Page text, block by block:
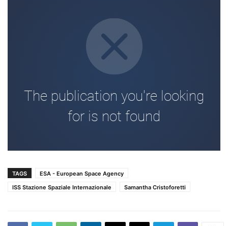
TAGS
ESA - European Space Agency
ISS Stazione Spaziale Internazionale
Samantha Cristoforetti